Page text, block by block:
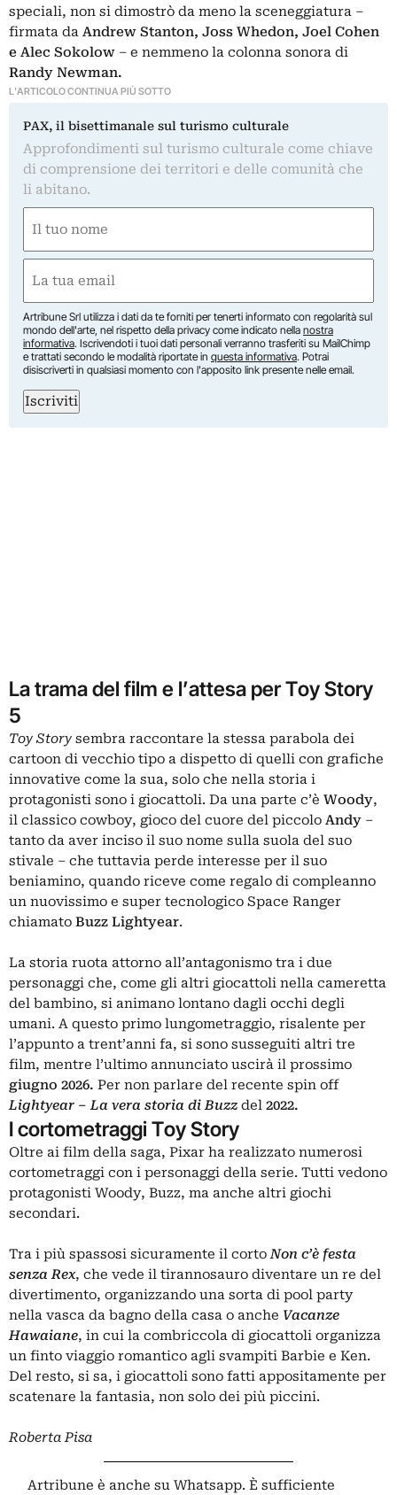
speciali, non si dimostrò da meno la sceneggiatura –
firmata da Andrew Stanton, Joss Whedon, Joel Cohen
e Alec Sokolow – e nemmeno la colonna sonora di
Randy Newman.
L'ARTICOLO CONTINUA PIÙ SOTTO
PAX, il bisettimanale sul turismo culturale
Approfondimenti sul turismo culturale come chiave
di comprensione dei territori e delle comunità che
li abitano.
(Obbligatorio)
Nome
(Obbligatorio)
Artribune Srl utilizza i dati da te forniti per tenerti informato con regolarità sul
mondo dell'arte, nel rispetto della privacy come indicato nella nostra
informativa. Iscrivendoti i tuoi dati personali verranno trasferiti su MailChimp
e trattati secondo le modalità riportate in questa informativa. Potrai
disiscriverti in qualsiasi momento con l'apposito link presente nelle email.
Iscriviti
La trama del film e l’attesa per Toy Story
5
Toy Story sembra raccontare la stessa parabola dei
cartoon di vecchio tipo a dispetto di quelli con grafiche
innovative come la sua, solo che nella storia i
protagonisti sono i giocattoli. Da una parte c’è Woody,
il classico cowboy, gioco del cuore del piccolo Andy –
tanto da aver inciso il suo nome sulla suola del suo
stivale – che tuttavia perde interesse per il suo
beniamino, quando riceve come regalo di compleanno
un nuovissimo e super tecnologico Space Ranger
chiamato Buzz Lightyear.
La storia ruota attorno all’antagonismo tra i due
personaggi che, come gli altri giocattoli nella cameretta
del bambino, si animano lontano dagli occhi degli
umani. A questo primo lungometraggio, risalente per
l’appunto a trent’anni fa, si sono susseguiti altri tre
film, mentre l’ultimo annunciato uscirà il prossimo
giugno 2026. Per non parlare del recente spin off
Lightyear – La vera storia di Buzz del 2022.
I cortometraggi Toy Story
Oltre ai film della saga, Pixar ha realizzato numerosi
cortometraggi con i personaggi della serie. Tutti vedono
protagonisti Woody, Buzz, ma anche altri giochi
secondari.
Tra i più spassosi sicuramente il cortoNon c’è festa
senza Rex, che vede il tirannosauro diventare un re del
divertimento, organizzando una sorta di pool party
nella vasca da bagno della casa o anche Vacanze
Hawaiane, in cui la combriccola di giocattoli organizza
un finto viaggio romantico agli svampiti Barbie e Ken.
Del resto, si sa, i giocattoli sono fatti appositamente per
scatenare la fantasia, non solo dei più piccini.
Roberta Pisa
Artribune è anche su Whatsapp. È sufficiente